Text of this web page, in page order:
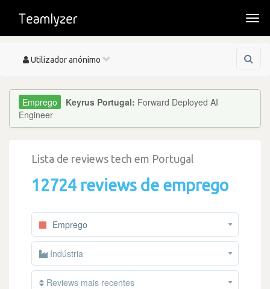
Toggle
Utilizador anónimo
Keyrus Portugal: Forward Deployed AI
Engineer
Lista de reviews tech em Portugal
12724 reviews de emprego
Emprego
Indústria
Reviews mais recentes